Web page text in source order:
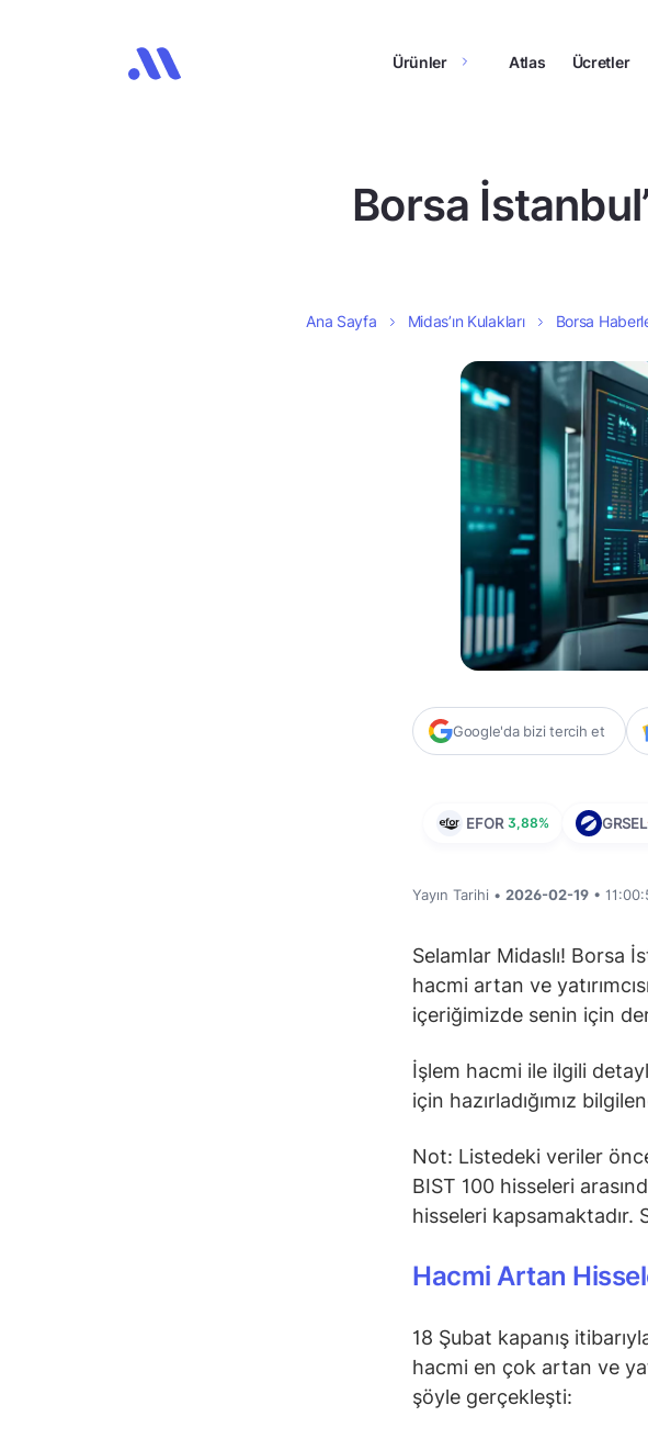
Ürünler Atlas Ücretler
Borsa
Ana Sayfa Midas’ın Kulakları Borsa
Google'da bizi tercih et
EFOR 3,88% GRSEL
Yayın Tarihi • 2026-02-19 •
Selamlar Midaslı! Borsa
hacmi artan ve
içeriğimizde senin için
İşlem hacmi ile ilgili
için hazırladığımız
Not: Listedeki veriler
BIST 100 hisseleri
hisseleri kapsamaktadır.
Hacmi Artan
18 Şubat kapanış
hacmi en çok artan ve
şöyle gerçekleşti: